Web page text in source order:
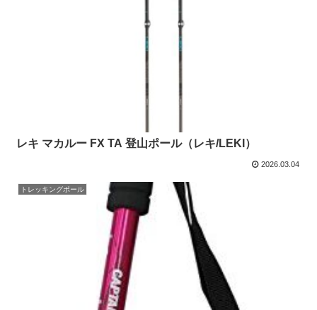
レキ マカルー FX TA 登山ポール（レキ/LEKI）
2026.03.04
トレッキングポール